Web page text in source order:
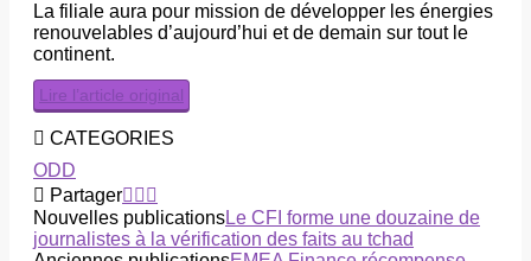
La filiale aura pour mission de développer les énergies
renouvelables d’aujourd’hui et de demain sur tout le
continent.
Lire l’article original
CATEGORIES
ODD
Partager
Nouvelles publicationsLe CFI forme une douzaine de
journalistes à la vérification des faits au tchad